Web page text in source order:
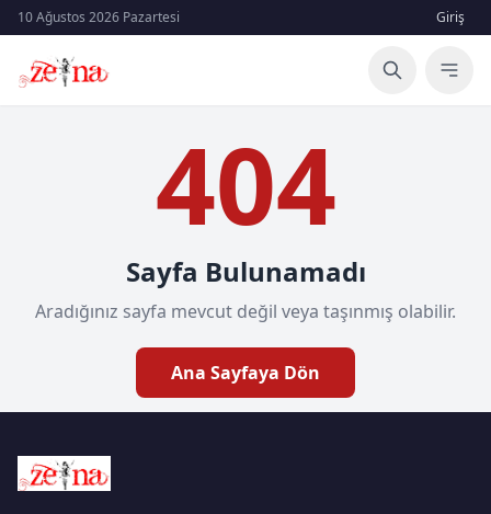
10 Ağustos 2026 Pazartesi Giriş
404
Sayfa Bulunamadı
Aradığınız sayfa mevcut değil veya taşınmış olabilir.
Ana Sayfaya Dön